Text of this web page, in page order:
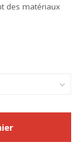
des matériaux